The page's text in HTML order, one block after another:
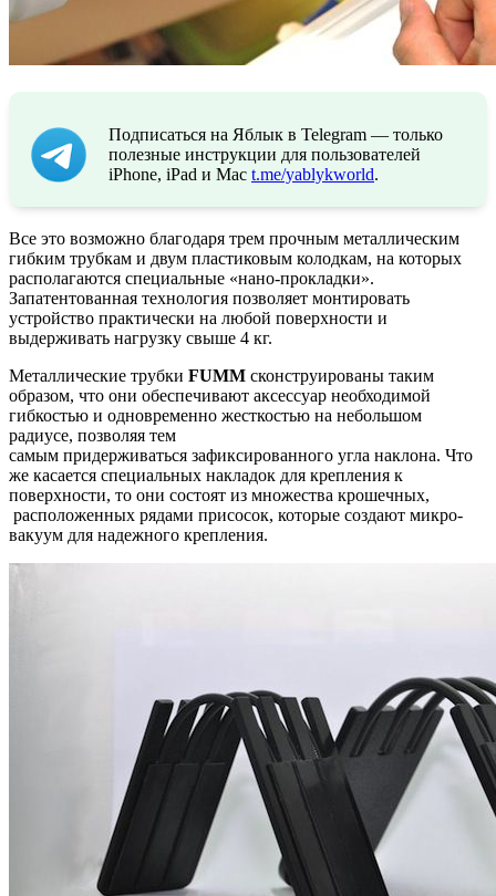
Подписаться на Яблык в Telegram — только
полезные инструкции для пользователей
iPhone, iPad и Mac t.me/yablykworld.
Все это возможно благодаря трем прочным металлическим
гибким трубкам и двум пластиковым колодкам, на которых
располагаются специальные «нано-прокладки».
Запатентованная технология позволяет монтировать
устройство практически на любой поверхности и
выдерживать нагрузку свыше 4 кг.
Металлические трубки FUMM сконструированы таким
образом, что они обеспечивают аксессуар необходимой
гибкостью и одновременно жесткостью на небольшом
радиусе, позволяя тем
самым придерживаться зафиксированного угла наклона. Что
же касается специальных накладок для крепления к
поверхности, то они состоят из множества крошечных,
расположенных рядами присосок, которые создают микро-
вакуум для надежного крепления.